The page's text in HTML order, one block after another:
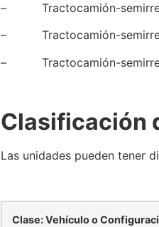
–
Tractocamión-
–
Tractocamión-
–
Tractocamión-
Clasificación
Las unidades pueden tener
Clase: Vehículo o